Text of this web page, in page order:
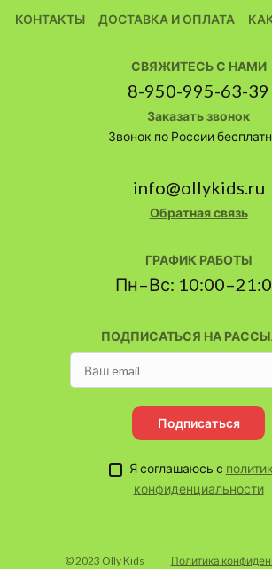
КОНТАКТЫ
ДОСТАВКА И ОПЛАТА
ПОДПИСАТЬСЯ НА
Подписаться
Я соглашаюсь с
конфиденциальности
СВЯЖИТЕСЬ С НАМИ
8-950-995-63-39
Заказать звонок
Звонок по России
info@ollykids.ru
Обратная связь
ГРАФИК РАБОТЫ
Пн–Вс:
© 2023 Olly Kids Политика